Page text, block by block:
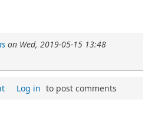
on Wed, 2019-05-15 13:48
Log in to post comments